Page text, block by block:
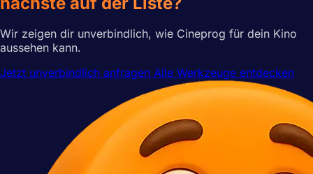
Wir zeigen dir unverbindlich, wie Cineprog für dein Kino
aussehen kann.
Jetzt unverbindlich anfragen Alle Werkzeuge entdecken